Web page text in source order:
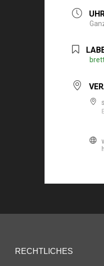
RECHTLICHES